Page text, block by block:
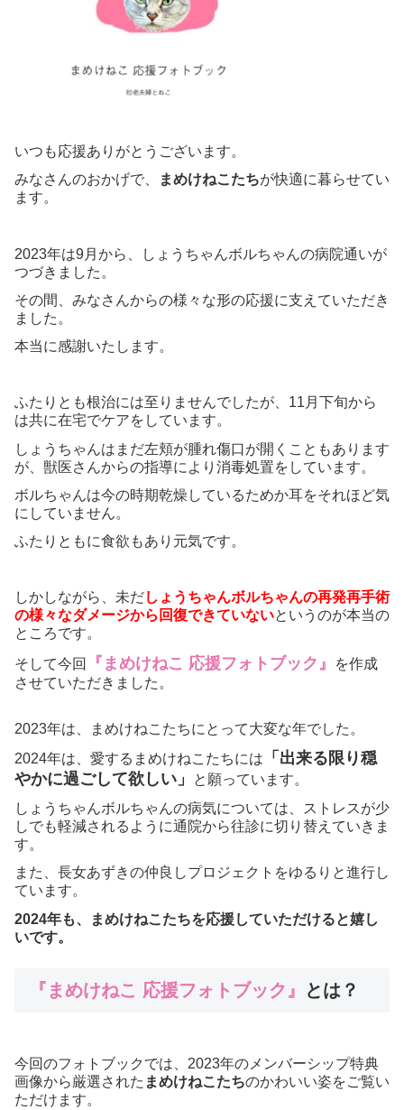
いつも応援ありがとうございます。
みなさんのおかげで、
まめけねこたちが快適に暮らせてい
ます。
2023年は9月から、しょうちゃんボルちゃんの病院通いが
つづきました。
その間、みなさんからの様々な形の応援に支えていただき
ました。
本当に感謝いたします。
ふたりとも根治には至りませんでしたが、11月下旬から
は共に在宅でケアをしています。
しょうちゃんはまだ左頬が腫れ傷口が開くこともあります
が、獣医さんからの指導により消毒処置をしています。
ボルちゃんは今の時期乾燥しているためか耳をそれほど気
にしていません。
ふたりともに食欲もあり元気です。
しかしながら、未だしょうちゃんボルちゃんの再発再手術
の様々なダメージから回復できていないというのが本当の
ところです。
そして今回
『まめけねこ 応援フォトブック』
を作成
させていただきました。
2023年は、まめけねこたちにとって大変な年でした。
2024年は、愛するまめけねこたちには
「 出来る限り穏
やかに過ごして欲しい」
と願っています。
しょうちゃんボルちゃんの病気については、ストレスが少
しでも軽減されるように通院から往診に切り替えていきま
す。
また、長女あずきの仲良しプロジェクトをゆるりと進行し
ています。
2024年も、まめけねこたちを応援していただけると嬉し
いです。
『まめけねこ 応援フォトブック』 とは？
今回のフォトブックでは、2023年のメンバーシップ特典
画像から厳選された まめけねこたちのかわいい姿をご覧い
ただけます。